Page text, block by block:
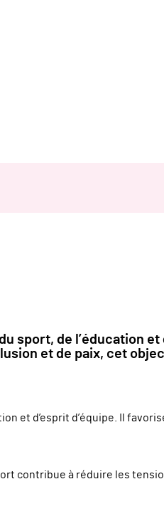
sport, de l’éducation
et de paix, cet
et d’esprit d’équipe. Il
contribue à réduire les